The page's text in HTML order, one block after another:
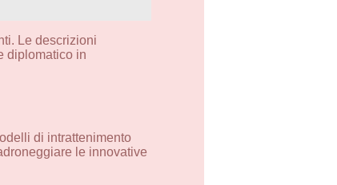
Le descrizioni
diplomatico in
di intrattenimento
le innovative